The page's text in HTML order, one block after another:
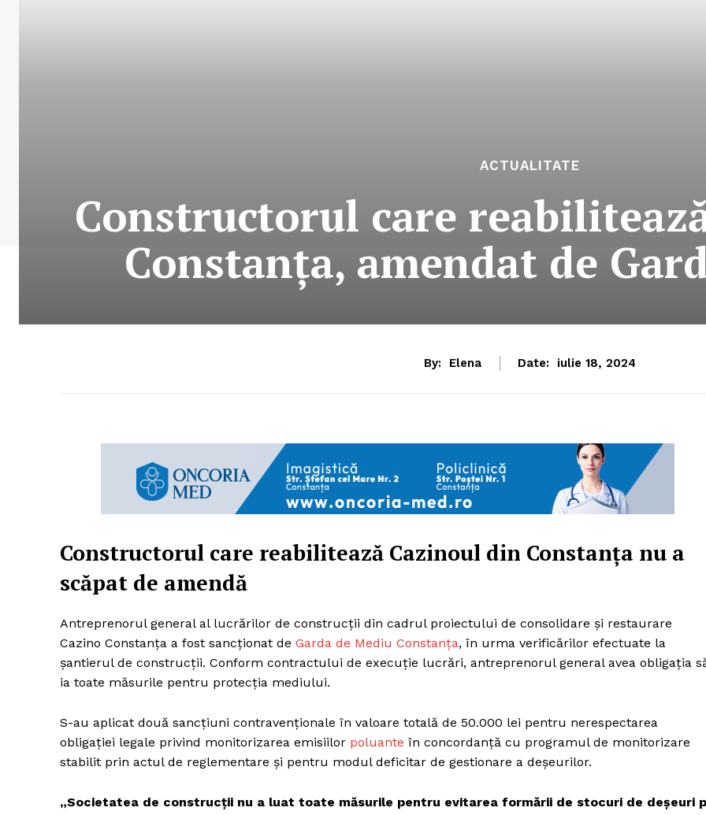
ACTUALITATE
Constructorul care
Constanța, amendat de
By: Elena Date: iulie 18, 2024
Constructorul care reabilitează Cazinoul din Constanța nu a
scăpat de amendă
Antreprenorul general al lucrărilor de construcţii din cadrul proiectului de consolidare şi restaurare
Cazino Constanța a fost sancţionat de Garda de Mediu Constanța, în urma verificărilor efectuate la
şantierul de construcţii. Conform contractului de execuţie lucrări, antreprenorul general avea obligaţia
ia toate măsurile pentru protecţia mediului.
S-au aplicat două sancţiuni contravenţionale în valoare totală de 50.000 lei pentru nerespectarea
obligaţiei legale privind monitorizarea emisiilor poluante în concordanţă cu programul de monitorizare
stabilit prin actul de reglementare şi pentru modul deficitar de gestionare a deşeurilor.
„Societatea de construcţii nu a luat toate măsurile pentru evitarea formării de stocuri de deşeuri